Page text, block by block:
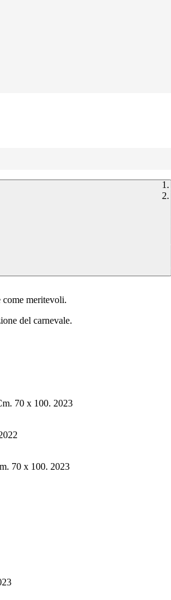
meritevoli.
del carnevale.
70 x 100. 2023
70 x 100. 2023